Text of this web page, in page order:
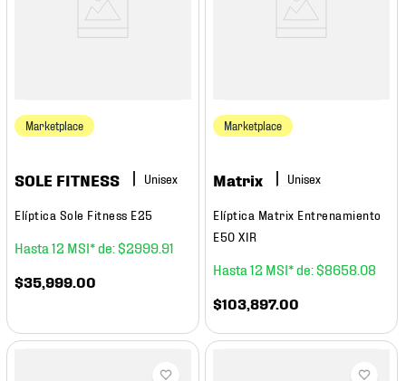
Marketplace
SOLE FITNESS
Elíptica Sole Fitness E25
12 $2999 91
$35,999.00
Marketplace
Matrix
Elíptica Matrix Entrenamiento
E50 XIR
12 $8658 08
$103,897.00